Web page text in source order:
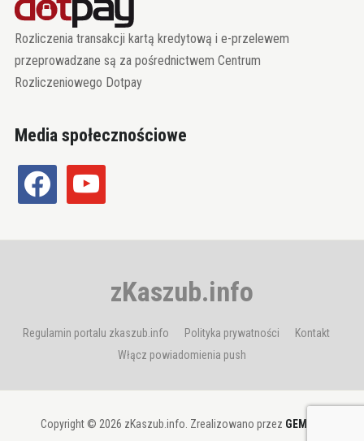
Rozliczenia transakcji kartą kredytową i e-przelewem
przeprowadzane są za pośrednictwem Centrum
Rozliczeniowego Dotpay
Media społecznościowe
facebook youtube
zKaszub.info
Regulamin portalu zkaszub.info Polityka prywatności
Kontakt
Włącz powiadomienia push
Copyright © 2026 zKaszub.info. Zrealizowano przez GEMBIT